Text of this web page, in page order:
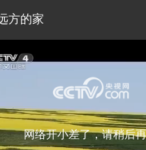
方的家
网络开小差了，请稍后